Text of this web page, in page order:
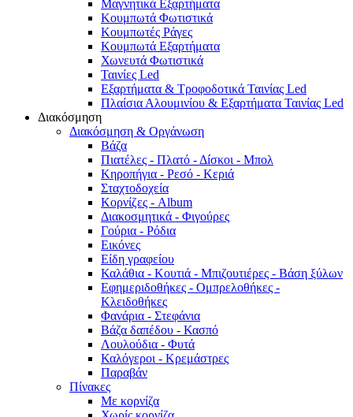
Μαγνητικά Εξαρτήματα
Κουμπωτά Φωτιστικά
Κουμπωτές Ράγες
Κουμπωτά Εξαρτήματα
Χωνευτά Φωτιστικά
Ταινίες Led
Εξαρτήματα & Τροφοδοτικά Ταινίας Led
Πλαίσια Αλουμινίου & Εξαρτήματα Ταινίας Led
Διακόσμηση
Διακόσμηση & Οργάνωση
Βάζα
Πιατέλες - Πλατό - Δíσκοι - Μπολ
Κηροπήγια - Ρεσό - Κεριά
Σταχτοδοχεία
Κορνίζες - Album
Διακοσμητικά - Φιγούρες
Γούρια - Ρόδια
Εικόνες
Είδη γραφείου
Καλάθια - Κουτιά - Μπιζουτιέρες - Βάση ξύλων
Εφημεριδοθήκες - Ομπρελοθήκες -
Κλειδοθήκες
Φανάρια - Στεφάνια
Βάζα δαπέδου - Κασπό
Λουλούδια - Φυτά
Καλόγεροι - Κρεμάστρες
Παραβάν
Πίνακες
Με κορνίζα